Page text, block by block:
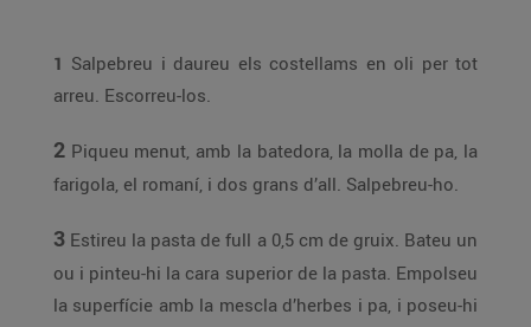
1 Salpebreu i daureu els costellams en oli per tot
arreu. Escorreu-los.
2 Piqueu menut, amb la batedora, la molla de pa, la
farigola, el romaní, i dos grans d’all. Salpebreu-ho.
3 Estireu la pasta de full a 0,5 cm de gruix. Bateu un
ou i pinteu-hi la cara superior de la pasta. Empolseu
la superfície amb la mescla d’herbes i pa, i poseu-hi